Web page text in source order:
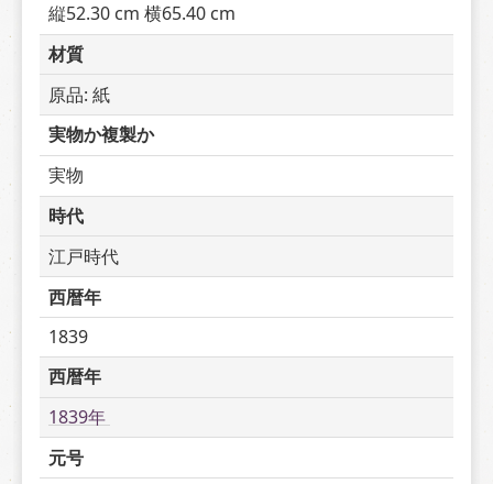
縦52.30 cm 横65.40 cm
材質
原品: 紙
実物か複製か
実物
時代
江戸時代
西暦年
1839
西暦年
1839年
元号